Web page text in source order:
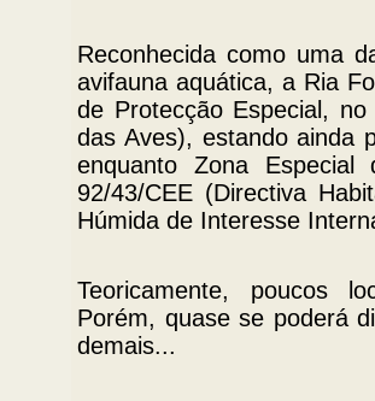
Reconhecida como uma
avifauna aquática, a Ria
de Protecção Especial,
das Aves), estando ainda
enquanto Zona
92/43/CEE (Directiva
Húmida de Interesse
Teoricamente, poucos
Porém, quase se poderá
demais...